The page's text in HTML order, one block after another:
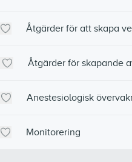
Åtgärder för att skapa
Åtgärder för skapande
Anestesiologisk
Monitorering